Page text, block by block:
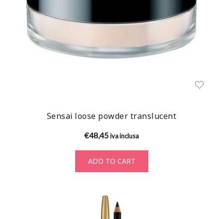
Sensai loose powder translucent
€48,45iva inclusa
ADD TO CART